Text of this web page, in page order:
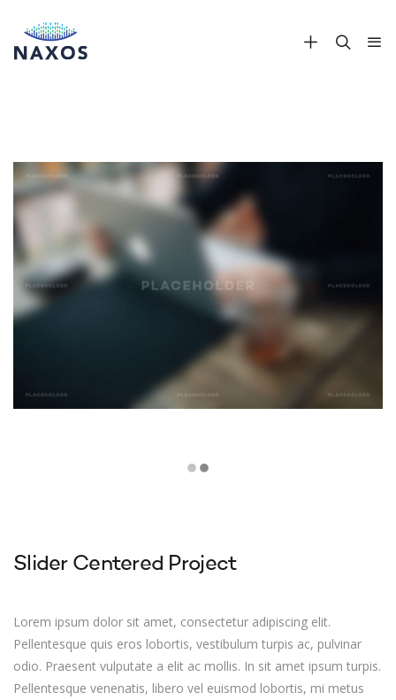
Slider Centered Project
Lorem ipsum dolor sit amet, consectetur adipiscing elit.
Pellentesque quis eros lobortis, vestibulum turpis ac, pulvinar
odio. Praesent vulputate a elit ac mollis. In sit amet ipsum turpis.
Pellentesque venenatis, libero vel euismod lobortis, mi metus